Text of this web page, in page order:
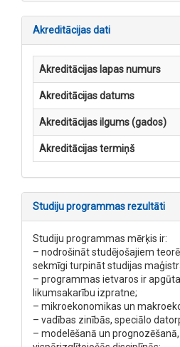
Akreditācijas dati
Akreditācijas lapas numurs
Akreditācijas datums
Akreditācijas ilgums (gados)
Akreditācijas termiņš
Studiju programmas rezultāti
Studiju programmas mērķis ir:
– nodrošināt studējošajiem
sekmīgi turpināt studijas
– programmas ietvaros ir
likumsakarību izpratne;
– mikroekonomikas un
– vadības zinībās, speciālo
– modelēšanā un